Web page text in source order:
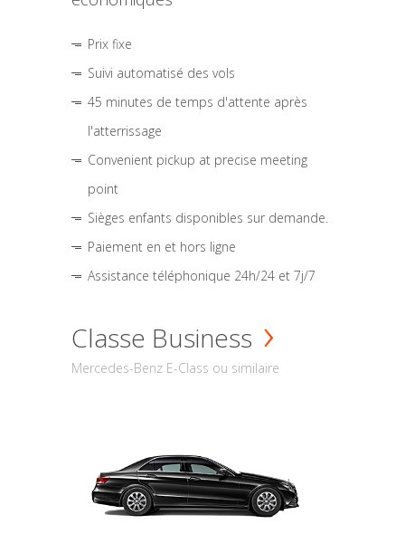
Prix fixe
Suivi automatisé des vols
45 minutes de temps d'attente après
l'atterrissage
Convenient pickup at precise meeting
point
Sièges enfants disponibles sur demande.
Paiement en et hors ligne
Assistance téléphonique 24h/24 et 7j/7
Classe Business
Mercedes-Benz E-Class ou similaire